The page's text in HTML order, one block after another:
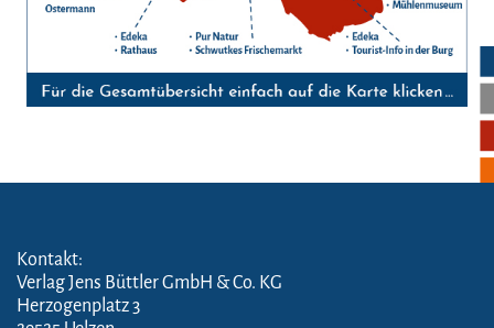
Kontakt:
Verlag Jens Büttler GmbH & Co. KG
Herzogenplatz 3